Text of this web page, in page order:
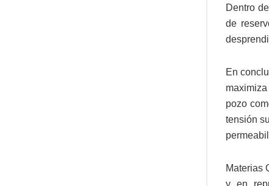
Dentro
de
En
pozo
tensión
Materias
y en